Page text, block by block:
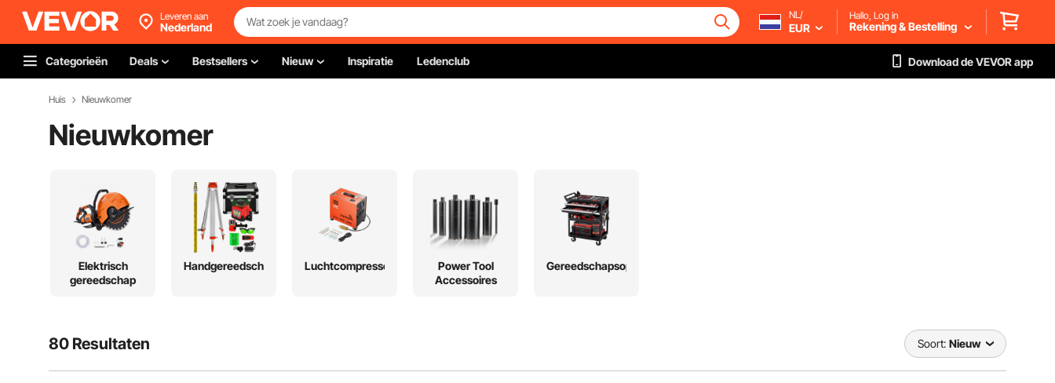
Leveren aan
Nederland
NL/
EUR
Hallo, Log in
Rekening & Bestelling
Categorieën Deals Bestsellers Nieuw Inspiratie Ledenclub Download de VEVOR app
Huis Nieuwkomer
Nieuwkomer
Elektrisch
gereedschap
Handgereedschap LuchtcompressorgereedschapPower Tool
Accessoires
Gereedschapsopslag
80 Resultaten Soort: Nieuw